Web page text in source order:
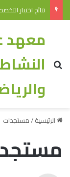
نتائج التوجيه (ليسانس
معهد
الرئيسية/مستجدات